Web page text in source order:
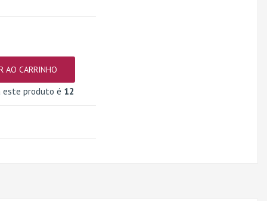
AO CARRINHO
este produto é 12